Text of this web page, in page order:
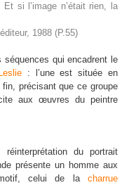
Et si l’image n’était rien, la
1988 (P.55)
séquences qui encadrent le
: l’une est située en
précisant que ce groupe
aux œuvres du peintre
du portrait
présente un homme aux
celui de la
charrue